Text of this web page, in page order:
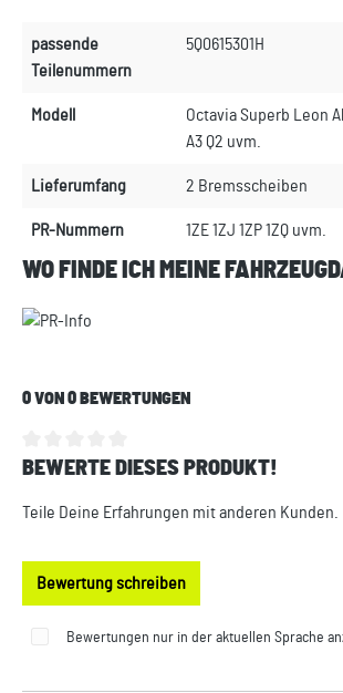
passende
Teilenummern
5Q0615301H
Modell
Octavia Superb Leon
A3 Q2 uvm.
Lieferumfang 2 Bremsscheiben
PR-Nummern 1ZE 1ZJ 1ZP 1ZQ uvm.
WO FINDE ICH MEINE
0 VON 0 BEWERTUNGEN
Durchschnittliche Bewertung von 0 von 5
BEWERTE DIESES PRODUKT!
Teile Deine Erfahrungen mit anderen Kunden.
Bewertung schreiben
Bewertungen nur in der aktuellen Sprache